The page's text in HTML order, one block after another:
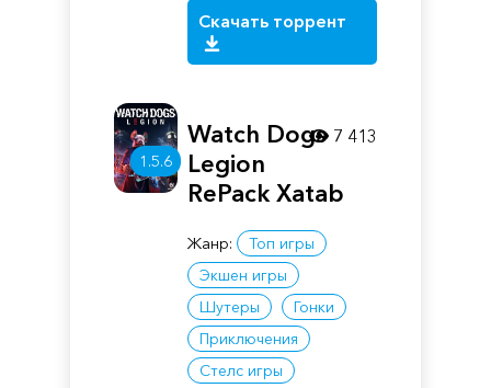
Скачать торрент
1.5.6
Watch Dogs
Legion
RePack Xatab
Жанр:
Топ игры
Экшен игры
Шутеры
Гонки
Приключения
Стелс игры
7 413